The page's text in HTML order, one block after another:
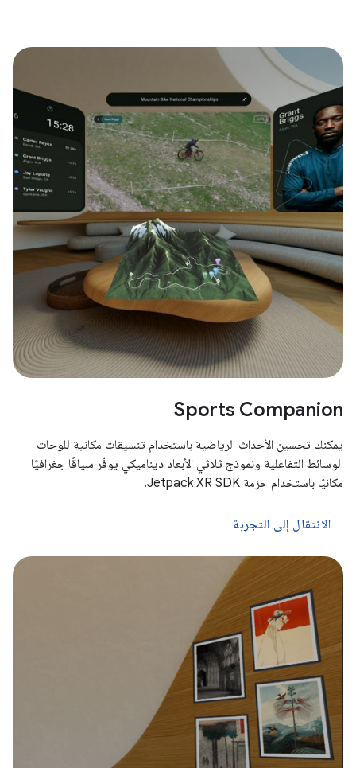
Sports Companion
يمكنك تحسين الأحداث الرياضية باستخدام تنسيقات مكانية للوحات
الوسائط التفاعلية ونموذج ثلاثي الأبعاد ديناميكي يوفّر سياقًا جغرافيًا
مكانيًا باستخدام حزمة Jetpack XR SDK.
الانتقال إلى التجربة